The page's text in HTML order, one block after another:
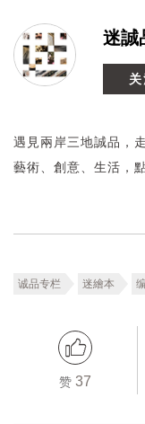
迷誠
遇見兩岸三地誠品，
藝術、創意、生活，
诚品专栏 迷繪本
赞37